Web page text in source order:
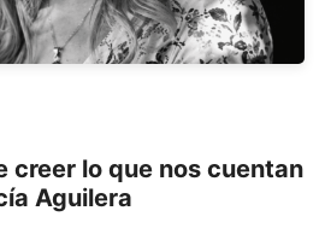
creer lo que nos cuentan
Aguilera